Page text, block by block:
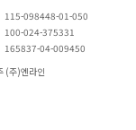
115-098448-01-050
100-024-375331
165837-04-009450
(주)엔라인